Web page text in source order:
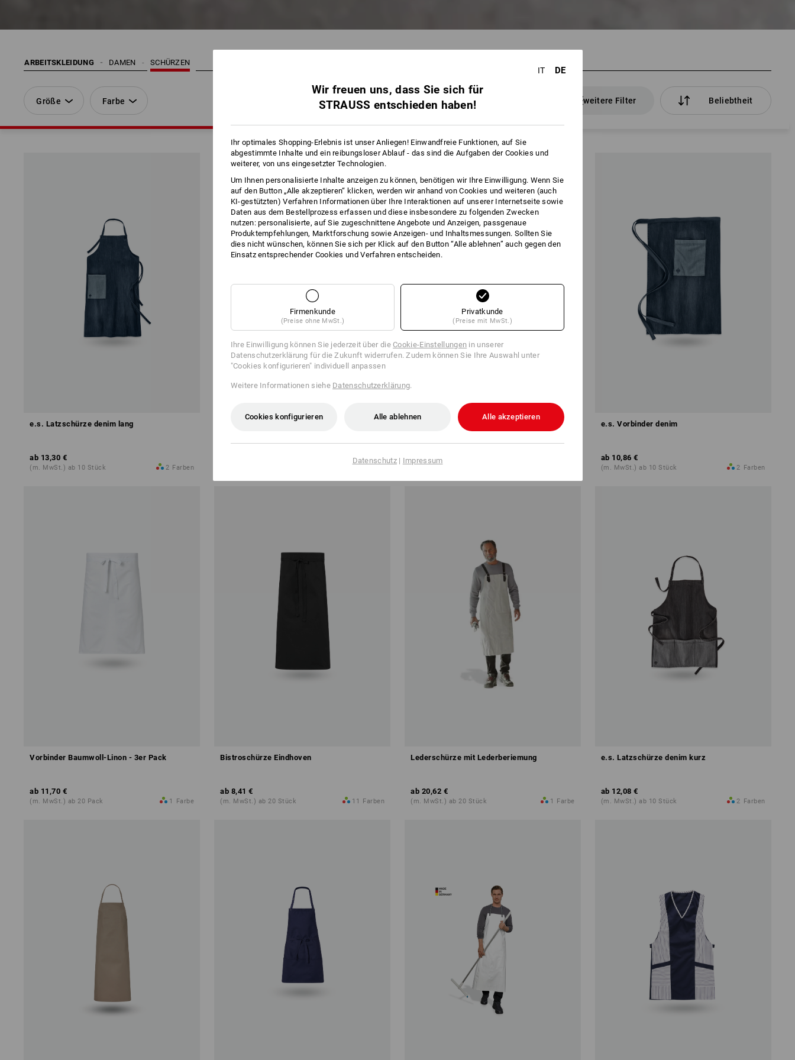
ARBEITSKLEIDUNG SCHÜRZEN
DAMEN
Größe Farbe weitere Filter Beliebtheit
e.s. Latzschürze denim lang
ab 13,30 €
(m. MwSt.) ab 10 Stück 2 Farben
ab 5,98 €
(m. MwSt.) ab 20 Stück
e.s. Vorbinder denim
ab 10,86 €
(m. MwSt.) ab 10 Stück 2 Farben
Vorbinder Baumwoll-Linon - 3er Pack
ab 11,70 €
(m. MwSt.) ab 20 Pack 1 Farbe
Bistroschürze Eindhoven
ab 8,41 €
(m. MwSt.) ab 20 Stück 11 Farben
Lederschürze mit Lederberiemung
ab 20,62 €
(m. MwSt.) ab 20 Stück 1 Farbe
e.s. Latzschürze denim kurz
ab 12,08 €
(m. MwSt.) ab 10 Stück 2 Farben
IT DE
Wir freuen uns, dass Sie sich für
STRAUSS entschieden haben!
Ihr optimales Shopping-Erlebnis ist unser Anliegen! Einwandfreie Funktionen, auf Sie
abgestimmte Inhalte und ein reibungsloser Ablauf - das sind die Aufgaben der Cookies und
weiterer, von uns eingesetzter Technologien.
Um Ihnen personalisierte Inhalte anzeigen zu können, benötigen wir Ihre Einwilligung. Wenn Sie
auf den Button „Alle akzeptieren“ klicken, werden wir anhand von Cookies und weiteren (auch
KI-gestützten) Verfahren Informationen über Ihre Interaktionen auf unserer Internetseite sowie
Daten aus dem Bestellprozess erfassen und diese insbesondere zu folgenden Zwecken
nutzen: personalisierte, auf Sie zugeschnittene Angebote und Anzeigen, passgenaue
Produktempfehlungen, Marktforschung sowie Anzeigen- und Inhaltsmessungen. Sollten Sie
dies nicht wünschen, können Sie sich per Klick auf den Button “Alle ablehnen” auch gegen den
Einsatz entsprechender Cookies und Verfahren entscheiden.
Firmenkunde
(Preise ohne MwSt.)
Privatkunde
(Preise mit MwSt.)
Ihre Einwilligung können Sie jederzeit über dieCookie-Einstellungen in unserer
Datenschutzerklärung für die Zukunft widerrufen. Zudem können Sie Ihre Auswahl unter
"Cookies konfigurieren" individuell anpassen
Weitere Informationen siehe Datenschutzerklärung.
Cookies konfigurieren Alle ablehnen Alle akzeptieren
Datenschutz| Impressum